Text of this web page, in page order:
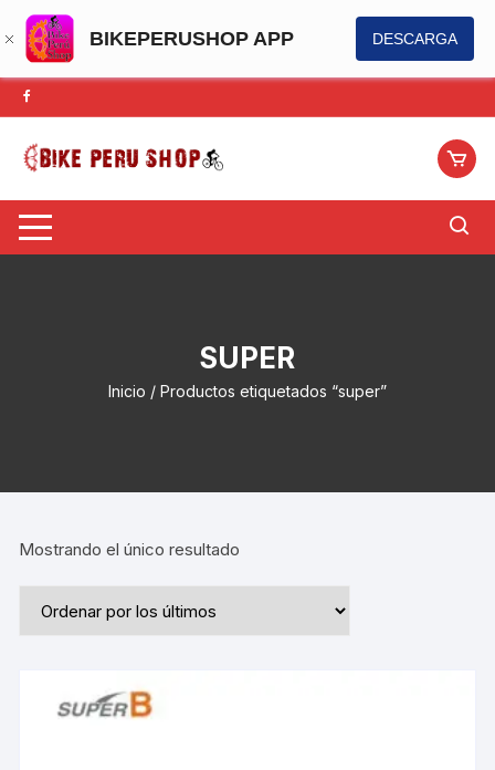
BIKEPERUSHOP APP DESCARGA
Saltar
al
contenido
SUPER
Inicio / Productos etiquetados “super”
Mostrando el único resultado